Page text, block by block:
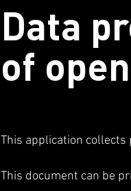
Data
of
This application
This document can be